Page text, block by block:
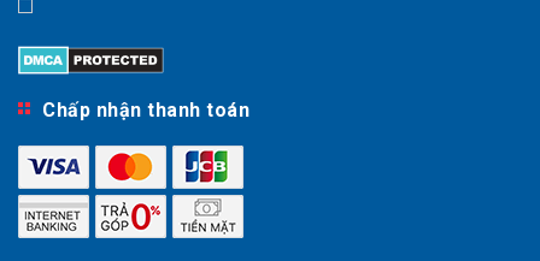
Chấp nhận thanh toán